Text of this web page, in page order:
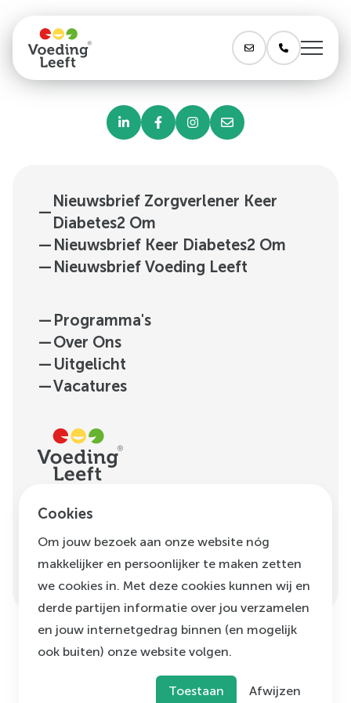
—
Nieuwsbrief Zorgverlener Keer
Diabetes2 Om
— Nieuwsbrief Keer Diabetes2 Om
— Nieuwsbrief Voeding Leeft
— Programma's
—Over Ons
— Uitgelicht
—Vacatures
H.J.E. Wenckebachweg
1096 AM Amsterdam
info@voedingleeft.nl
Voeding Leeft,2026
Cookie beleidKlachtenregeling
Cookies
Om jouw bezoek aan onze website nóg
makkelijker en persoonlijker te maken zetten
we cookies in. Met deze cookies kunnen wij en
derde partijen informatie over jou verzamelen
en jouw internetgedrag binnen (en mogelijk
ook buiten) onze website volgen.
Toestaan Afwijzen